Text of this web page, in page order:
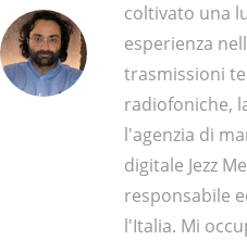
coltivato una
esperienza
trasmissioni
radiofoniche,
l'agenzia di
digitale Jezz
responsabile
l'Italia. Mi